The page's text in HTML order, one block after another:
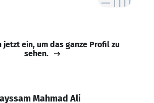
jetzt ein, um das ganze Profil zu
sehen.
Mahmad Ali